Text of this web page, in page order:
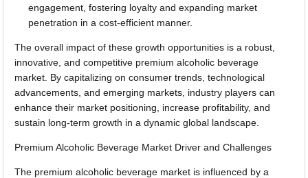
engagement, fostering loyalty and expanding market
penetration in a cost-efficient manner.
The overall impact of these growth opportunities is a robust,
innovative, and competitive premium alcoholic beverage
market. By capitalizing on consumer trends, technological
advancements, and emerging markets, industry players can
enhance their market positioning, increase profitability, and
sustain long-term growth in a dynamic global landscape.
Premium Alcoholic Beverage Market Driver and Challenges
The premium alcoholic beverage market is influenced by a